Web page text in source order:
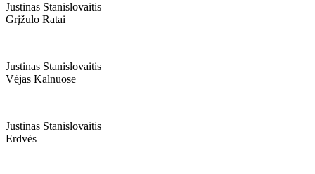
Justinas Stanislovaitis
Grįžulo Ratai
Justinas Stanislovaitis
Vėjas Kalnuose
Justinas Stanislovaitis
Erdvės